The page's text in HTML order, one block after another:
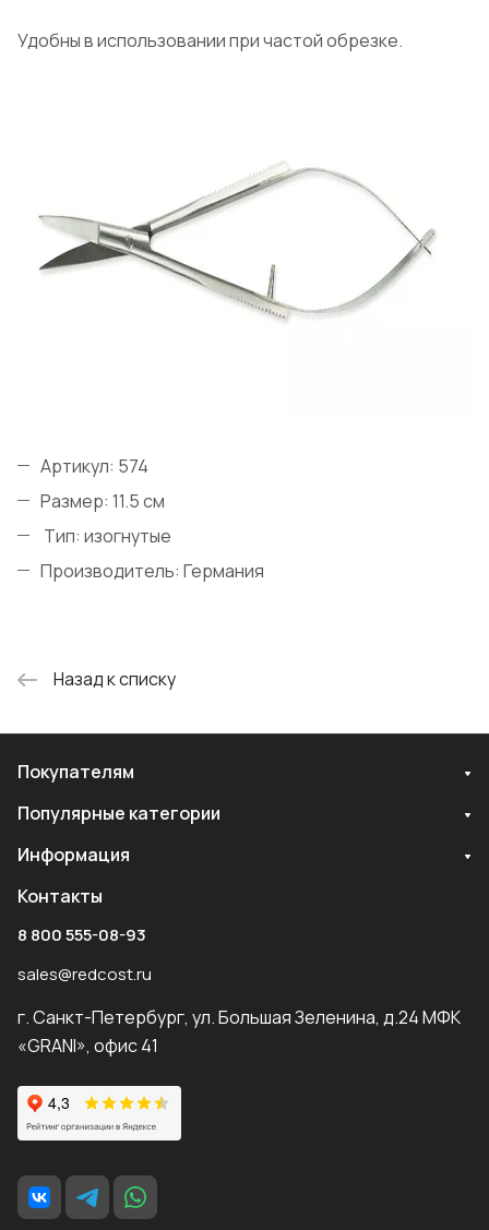
Удобны в использовании при частой обрезке.
Артикул: 574
Размер: 11.5 см
Тип: изогнутые
Производитель: Германия
Назад к списку
Покупателям
Популярные категории
Информация
Контакты
8 800 555-08-93
sales@redcost.ru
г. Санкт-Петербург, ул. Большая Зеленина, д.24 МФК
«GRANI», офис 41